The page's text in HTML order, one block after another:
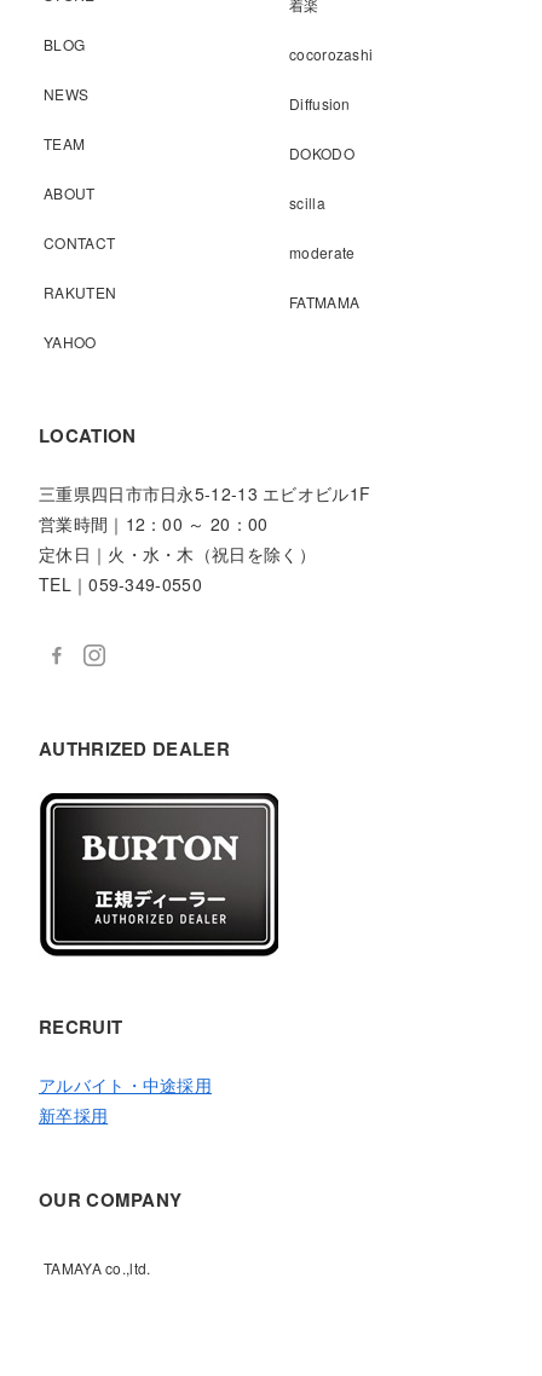
BLOG
NEWS
TEAM
ABOUT
CONTACT
RAKUTEN
YAHOO
cocorozashi
Diffusion
DOKODO
scilla
moderate
FATMAMA
LOCATION
三重県四日市市日永5-12-13 エビオビル1F
営業時間｜12：00 ～ 20：00
定休日｜火・水・木（祝日を除く）
TEL｜059-349-0550
AUTHRIZED DEALER
RECRUIT
アルバイト・中途採用
新卒採用
OUR COMPANY
TAMAYA co.,ltd.